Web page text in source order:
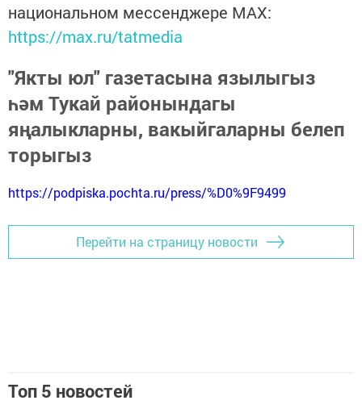
национальном мессенджере MАХ:
https://max.ru/tatmedia
"Якты юл" газетасына язылыгыз
һәм Тукай районындагы
яңалыкларны, вакыйгаларны белеп
торыгыз
https://podpiska.pochta.ru/press/%D0%9F9499
Перейти на страницу новости
Топ 5 новостей